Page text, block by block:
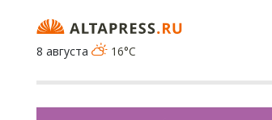
8 августа
16°C